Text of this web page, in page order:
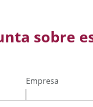
sobre
Empresa